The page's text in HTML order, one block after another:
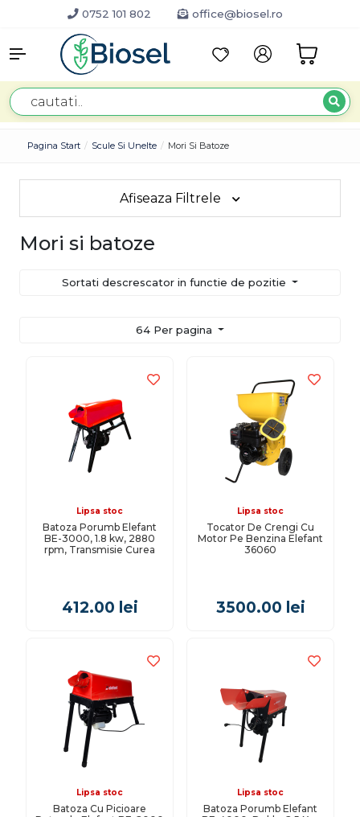
0752 101 802 office@biosel.ro
Pagina Start Scule Si Unelte Mori Si Batoze
Afiseaza Filtrele
Mori si batoze
Sortati descrescator in functie de pozitie
64 Per pagina
Lipsa stoc
Batoza Porumb Elefant
BE-3000, 1.8 kw, 2880
rpm, Transmisie Curea
412.00 lei
Lipsa stoc
Tocator De Crengi Cu
Motor Pe Benzina Elefant
36060
3500.00 lei
Lipsa stoc
Batoza Cu Picioare
Lipsa stoc
Batoza Porumb Elefant